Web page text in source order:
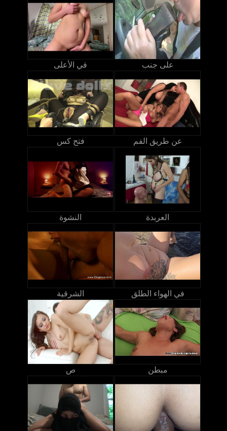
في الأعلى على جنب
فتح كس عن طريق الفم
النشوة العربدة
الشرقية في الهواء الطلق
ص مبطن